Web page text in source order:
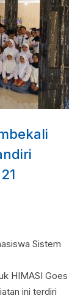
Sistem
HIMASI Goes
ini terdiri